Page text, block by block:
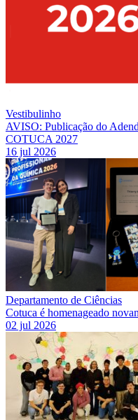
Vestibulinho
AVISO: Publicação do
COTUCA 2027
16 jul 2026
Departamento de Ciências
Cotuca é homenageado
02 jul 2026